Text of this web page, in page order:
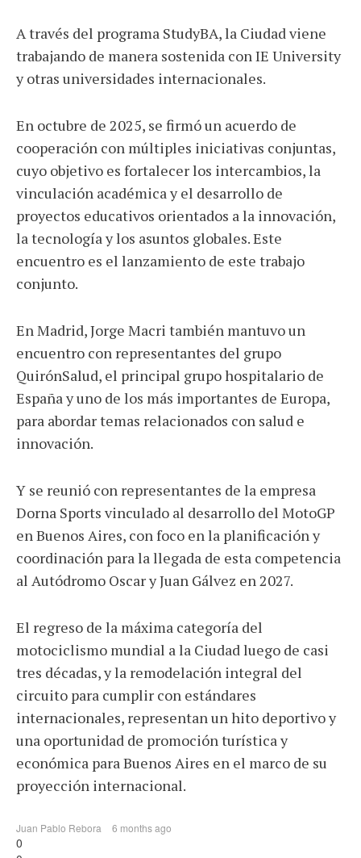
A través del programa StudyBA, la Ciudad viene
trabajando de manera sostenida con IE University
y otras universidades internacionales.
En octubre de 2025, se firmó un acuerdo de
cooperación con múltiples iniciativas conjuntas,
cuyo objetivo es fortalecer los intercambios, la
vinculación académica y el desarrollo de
proyectos educativos orientados a la innovación,
la tecnología y los asuntos globales. Este
encuentro es el lanzamiento de este trabajo
conjunto.
En Madrid, Jorge Macri también mantuvo un
encuentro con representantes del grupo
QuirónSalud, el principal grupo hospitalario de
España y uno de los más importantes de Europa,
para abordar temas relacionados con salud e
innovación.
Y se reunió con representantes de la empresa
Dorna Sports vinculado al desarrollo del MotoGP
en Buenos Aires, con foco en la planificación y
coordinación para la llegada de esta competencia
al Autódromo Oscar y Juan Gálvez en 2027.
El regreso de la máxima categoría del
motociclismo mundial a la Ciudad luego de casi
tres décadas, y la remodelación integral del
circuito para cumplir con estándares
internacionales, representan un hito deportivo y
una oportunidad de promoción turística y
económica para Buenos Aires en el marco de su
proyección internacional.
Juan Pablo Rebora 6 months ago
0